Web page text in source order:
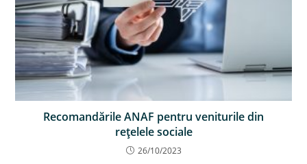
Recomandările ANAF pentru veniturile din
reţelele sociale
26/10/2023